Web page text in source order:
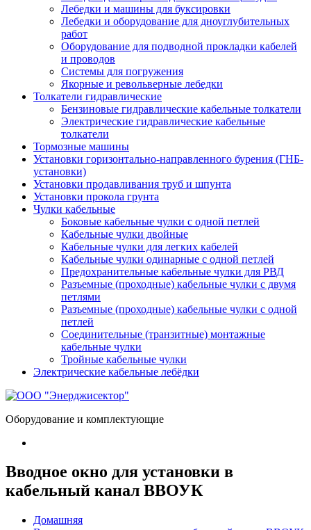
Лебедки и машины для буксировки
Лебедки и оборудование для дноуглубительных
работ
Оборудование для подводной прокладки кабелей
и проводов
Системы для погружения
Якорные и револьверные лебедки
Толкатели гидравлические
Бензиновые гидравлические кабельные толкатели
Электрические гидравлические кабельные
толкатели
Тормозные машины
Установки горизонтально-направленного бурения (ГНБ-
установки)
Установки продавливания труб и шпунта
Установки прокола грунта
Чулки кабельные
Боковые кабельные чулки с одной петлей
Кабельные чулки двойные
Кабельные чулки для легких кабелей
Кабельные чулки одинарные с одной петлей
Предохранительные кабельные чулки для РВД
Разъемные (проходные) кабельные чулки с двумя
петлями
Разъемные (проходные) кабельные чулки с одной
петлей
Соединительные (транзитные) монтажные
кабельные чулки
Тройные кабельные чулки
Электрические кабельные лебёдки
Оборудование и комплектующие
Вводное окно для установки в
кабельный канал ВВОУК
Домашняя